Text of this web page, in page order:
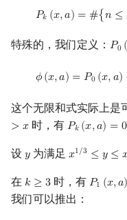
回文树
序列自动机
最小表示法
计算 W₁,W₂,W₃,W₄,W₅
杂度
计算 S₃ 的复杂度
可持久化数据结构
树套树
K-D Tree
欧拉图
哈密顿图
二分图
Kahan 求和
珂朵莉树/颜色段均摊
空间优化简介
𝑃𝑘 (𝑥,𝑎) = #{𝑛 ≤
(2)Pk(x ,a)=#{ n≤
特殊的，我们定义： 𝑃0 (
P0 (
𝜙(𝑥,𝑎) = 𝑃0 (𝑥,𝑎)
ϕ (x a)=P0 (x,
这个无限和式实际上是
> 𝑥 时，有 𝑃𝑘 (𝑥,𝑎) = 0
Pk (x,a)= 0
设 𝑦
y为满足 𝑥1/3 ≤ 𝑦 ≤
x1/3 ≤y ≤x1/ 2
在 𝑘 ≥ 3
k ≥3 时，有 𝑃1 (𝑥,𝑎)
P1 x,a)=
我们可以推出：